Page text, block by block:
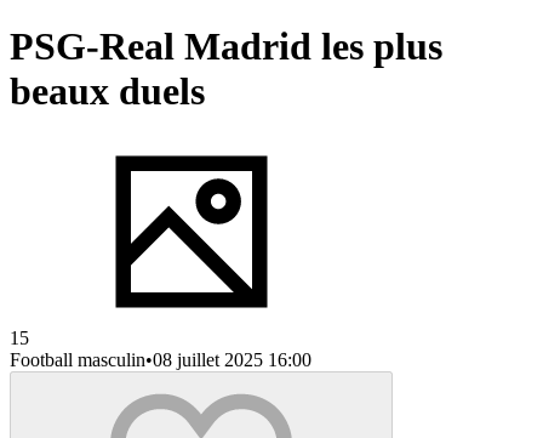
PSG-Real Madrid les plus
beaux duels
15
Football masculin•08 juillet 2025 16:00